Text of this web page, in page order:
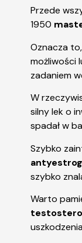
Przede
1950
Oznacza
możliwości
zadaniem
W
silny lek o
spadał w
Szybko
szybko
Warto